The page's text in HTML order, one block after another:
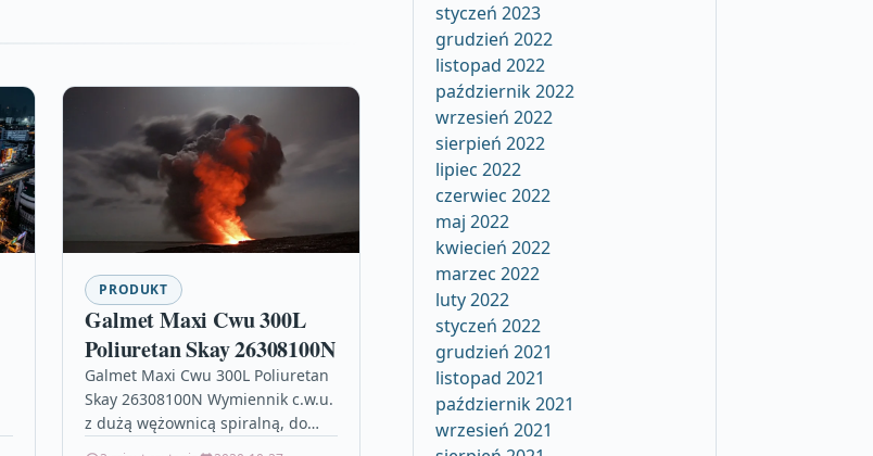
PRODUKT
Galmet Maxi Cwu 300L
Poliuretan Skay 26308100N
Galmet Maxi Cwu 300L Poliuretan
Skay 26308100N Wymiennik c.w.u.
z dużą wężownicą spiralną, do
styczeń 2023
grudzień 2022
listopad 2022
październik 2022
wrzesień 2022
sierpień 2022
lipiec 2022
czerwiec 2022
maj 2022
kwiecień 2022
marzec 2022
luty 2022
styczeń 2022
grudzień 2021
listopad 2021
październik 2021
wrzesień 2021